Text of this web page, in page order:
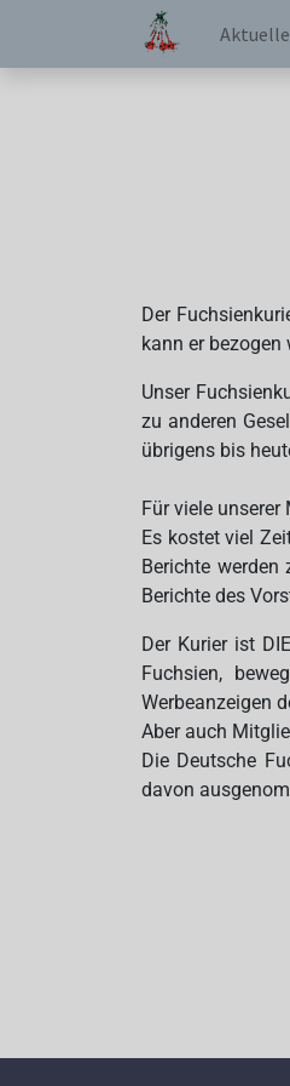
Der
kann er
Unser
zu anderen
übrigens bis
Für viele unserer
Es kostet viel
Berichte werden
Berichte des
Der Kurier ist
Fuchsien,
Werbeanzeigen
Aber auch
Die Deutsche
davon